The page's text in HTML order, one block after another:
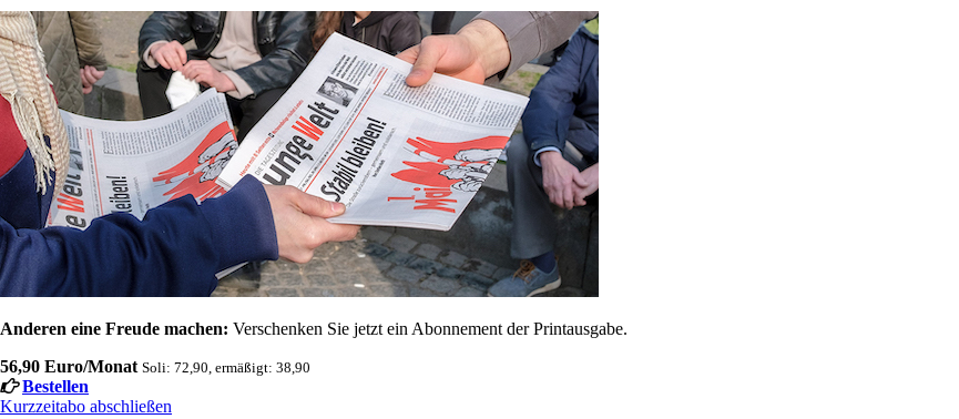
Anderen eine Freude machen: Verschenken Sie jetzt ein Abonnement der Printausgabe.
56,90 Euro/Monat Soli: 72,90, ermäßigt: 38,90
Bestellen
Kurzzeitabo abschließen